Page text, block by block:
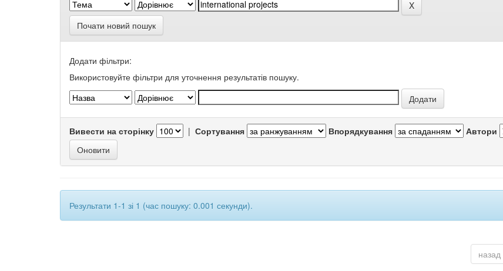
Почати новий пошук
Додати фільтри:
Використовуйте фільтри для уточнення результатів пошуку.
Вивести на сторінку | Сортування Впорядкування Автори
Результати 1-1 зі 1 (час пошуку: 0.001 секунди).
назад